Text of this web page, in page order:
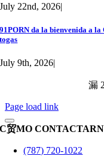
July 22nd, 2026|
91PORN da la bienvenida a
togas
July 9th, 2026|
漏
Page load link
C贸MO
(787) 720-1022